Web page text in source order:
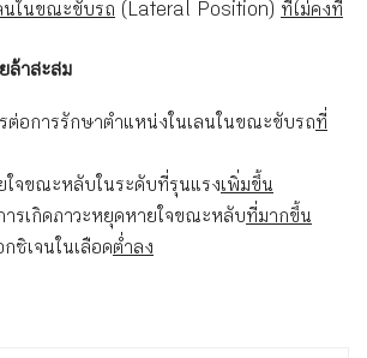
นในขณะขับรถ (Lateral Position) ที่ไม่คงที่
ล้าสะสม
รต่อการรักษาตำแหน่งในเลนในขณะขับรถที่
ใจขณะหลับในระดับที่รุนแรงเพิ่มขึ้น
ารเกิดภาวะหยุดหายใจขณะหลับที่มากขึ้น
ซิเจนในเลือดต่ำลง